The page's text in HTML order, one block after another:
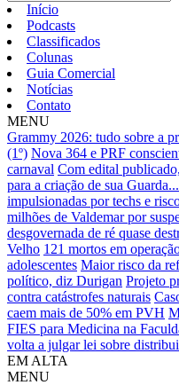
Início
Podcasts
Classificados
Colunas
Guia Comercial
Notícias
Contato
MENU
Grammy 2026: tudo sobre a
(1º) Nova 364 e PRF
carnaval Com edital
para a criação de sua Guarda...
impulsionadas por techs e
milhões de Valdemar por
desgovernada de ré quase
Velho 121 mortos em
adolescentes Maior risco da
político, diz Durigan Projeto
contra catástrofes naturais
caem mais de 50% em PVH
FIES para Medicina na
volta a julgar lei sobre
EM ALTA
MENU